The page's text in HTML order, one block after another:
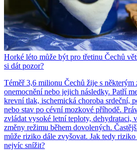
Horké léto může být pro třetinu Čechů
si dát pozor?
Téměř 3,6 milionu Čechů žije s některým
onemocnění nebo jejich následky. Patří
krevní tlak, ischemická choroba srdeční,
nebo stav po cévní mozkové příhodě.
zvládat vysoké letní teploty, dehydrataci,
změny režimu během dovolených.
může riziko dále zvyšovat. Jak tedy
nejvíc snížit?